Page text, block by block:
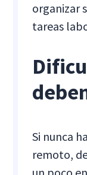
organizar
tareas
Si nunca
remoto,